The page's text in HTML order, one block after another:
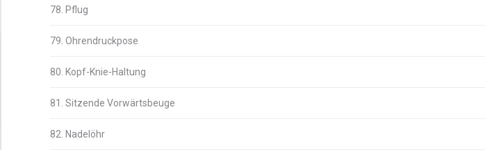
78. Pflug
79. Ohrendruckpose
80. Kopf-Knie-Haltung
81. Sitzende Vorwärtsbeuge
82. Nadelöhr